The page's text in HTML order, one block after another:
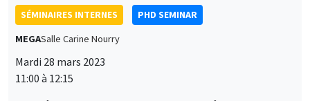
SÉMINAIRES INTERNES
PHD SEMINAR
MEGASalle Carine Nourry
Mardi 28 mars 2023
11:00 à 12:15